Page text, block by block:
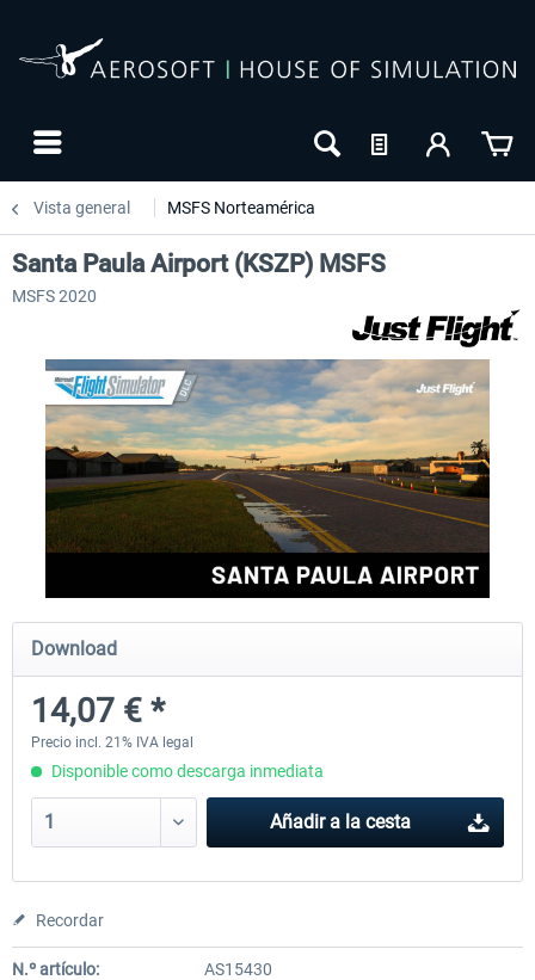
Vista general MSFS Norteamérica
FSDG - Greenland Kulusuk MSFS
9,14 € *
Aerosoft Airport
Santa Paula Airport (KSZP) MSFS
MSFS 2020
Download
14,07 € *
Precio incl. 21% IVA legal
Disponible como descarga inmediata
Añadir a la cesta
Recordar
N.º artículo:
AS15430